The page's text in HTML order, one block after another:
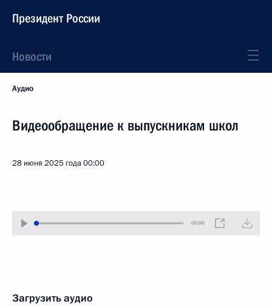
Президент России
Новости
Аудио
Видеообращение к выпускникам школ
28 июня 2025 года00:00
00:00
Загрузить аудио